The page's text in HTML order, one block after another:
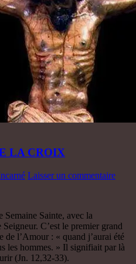
LA CROIX
Laisser un commentaire
Semaine Sainte, avec la
C’est le premier grand
de l’Amour : « quand j’aurai été
les hommes. » Il signifiait par là
(Jn. 12,32-33).